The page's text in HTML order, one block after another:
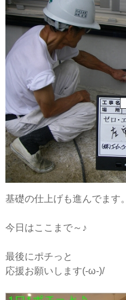
基礎の仕上げも進んでます。
今日はここまで～♪
最後にポチっと
応援お願いします(-ω-)/